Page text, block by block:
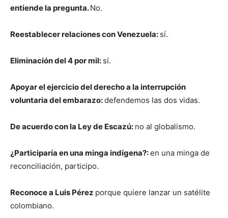
entiende la pregunta.No.
Reestablecer relaciones con Venezuela: sí.
Eliminación del 4 por mil: sí.
Apoyar el ejercicio del derecho a la interrupción
voluntaria del embarazo:defendemos las dos vidas.
De acuerdo con la Ley de Escazú: no al globalismo.
¿Participaría en una minga indígena?:en una minga de
reconciliación, participo.
Reconoce a Luis Pérez porque quiere lanzar un satélite
colombiano.